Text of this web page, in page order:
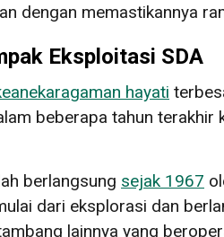
dengan memastikannya
Eksploitasi SDA
hayati
beberapa tahun
berlangsung sejak 1967
dari eksplorasi dan
lainnya yang